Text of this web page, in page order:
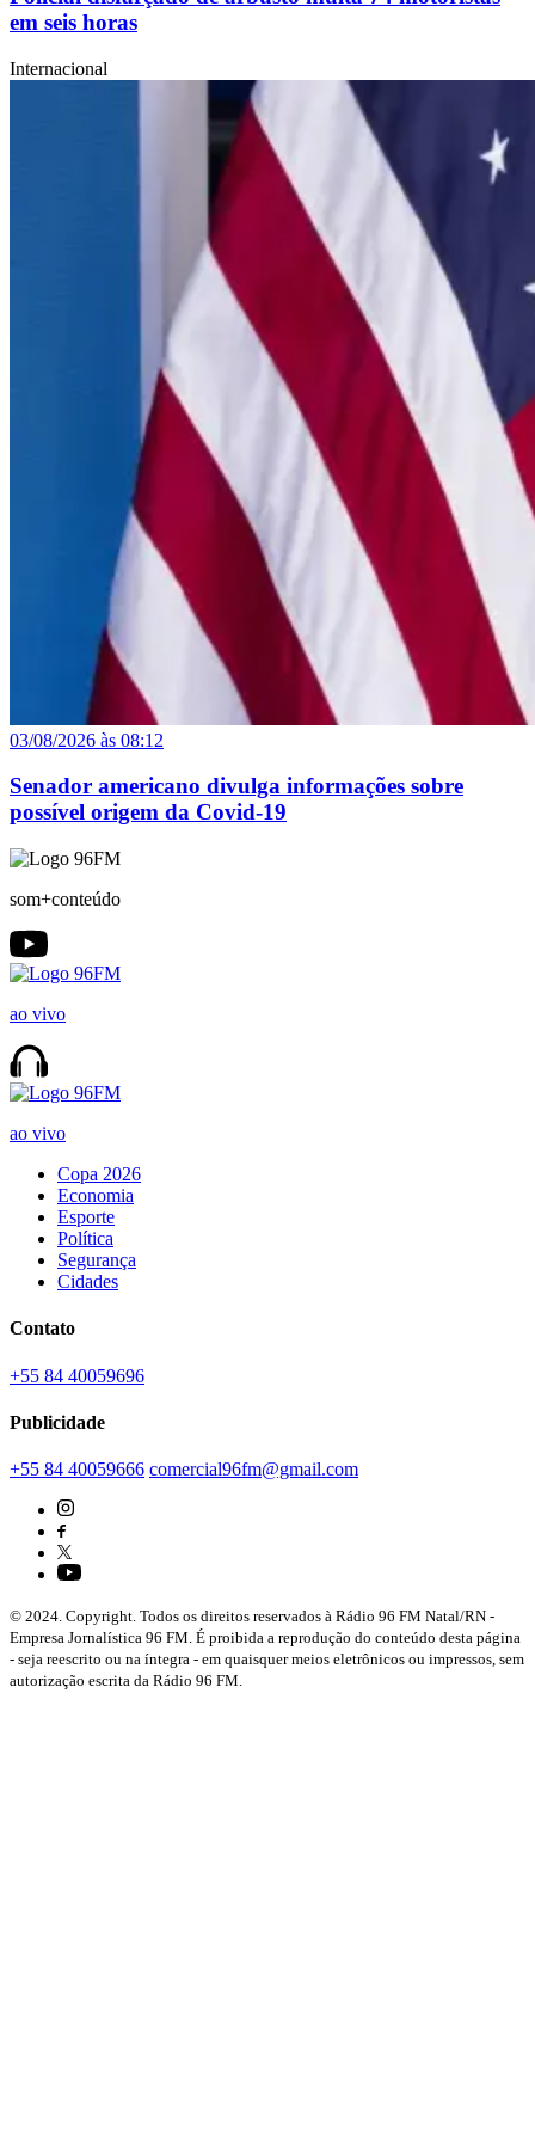
em seis horas
Internacional
03/08/2026 às 08:12
Senador americano divulga informações sobre
possível origem da Covid-19
som+conteúdo
ao vivo
ao vivo
Copa 2026
Economia
Esporte
Política
Segurança
Cidades
Contato
+55 84 40059696
Publicidade
+55 84 40059666 comercial96fm@gmail.com
© 2024. Copyright. Todos os direitos reservados à Rádio 96 FM Natal/RN -
Empresa Jornalística 96 FM. É proibida a reprodução do conteúdo desta página
- seja reescrito ou na íntegra - em quaisquer meios eletrônicos ou impressos, sem
autorização escrita da Rádio 96 FM.